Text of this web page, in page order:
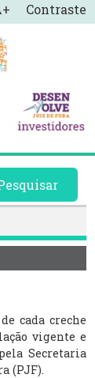
Contraste
cada creche
vigente e
Secretaria
(PJF).